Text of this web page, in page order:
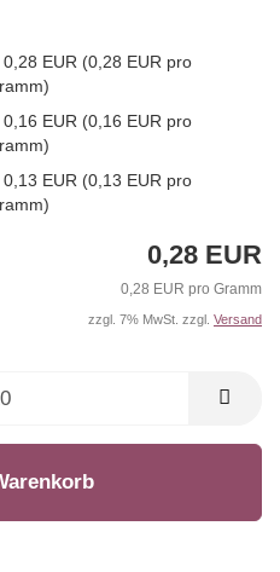
0,28 EUR (0,28 EUR pro
0,16 EUR (0,16 EUR pro
0,13 EUR (0,13 EUR pro
0,28 EUR
0,28 EUR pro Gramm
zzgl. 7% MwSt. zzgl. Versand